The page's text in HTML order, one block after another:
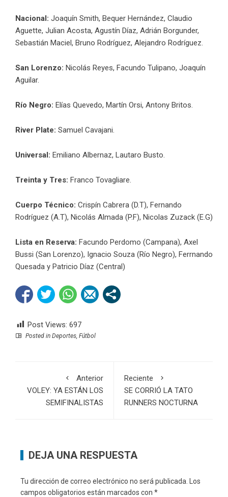
Nacional: Joaquín Smith, Bequer Hernández, Claudio
Aguette, Julian Acosta, Agustín Díaz, Adrián Borgunder,
Sebastián Maciel, Bruno Rodríguez, Alejandro Rodríguez.
San Lorenzo: Nicolás Reyes, Facundo Tulipano, Joaquín
Aguilar.
Río Negro: Elías Quevedo, Martín Orsi, Antony Britos.
River Plate: Samuel Cavajani.
Universal: Emiliano Albernaz, Lautaro Busto.
Treinta y Tres: Franco Tovagliare.
Cuerpo Técnico: Crispín Cabrera (D.T), Fernando
Rodríguez (A.T), Nicolás Almada (P.F), Nicolas Zuzack (E.G)
Lista en Reserva: Facundo Perdomo (Campana), Axel
Bussi (San Lorenzo), Ignacio Souza (Río Negro), Ferrnando
Quesada y Patricio Díaz (Central)
Post Views: 697
Posted in Deportes, Fútbol
Anterior
VOLEY: YA ESTÁN LOS
SEMIFINALISTAS
Reciente
SE CORRIÓ LA TATO
RUNNERS NOCTURNA
DEJA UNA RESPUESTA
Tu dirección de correo electrónico no será publicada.
Los
campos obligatorios están marcados con *